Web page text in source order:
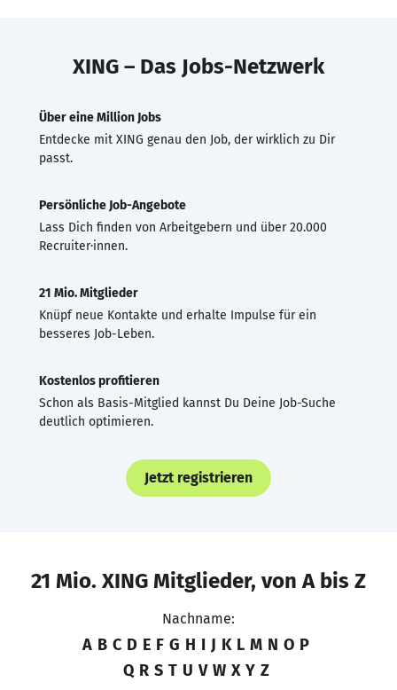
XING – Das Jobs-Netzwerk
Über eine Million Jobs
Entdecke mit XING genau den Job, der wirklich zu Dir
passt.
Persönliche Job-Angebote
Lass Dich finden von Arbeitgebern und über 20.000
Recruiter·innen.
21 Mio. Mitglieder
Knüpf neue Kontakte und erhalte Impulse für ein
besseres Job-Leben.
Kostenlos profitieren
Schon als Basis-Mitglied kannst Du Deine Job-Suche
deutlich optimieren.
Jetzt registrieren
21 Mio. XING Mitglieder, von A bis Z
Nachname:
A B C D E F G H I J K L M N O P
Q R S T U V W X Y Z